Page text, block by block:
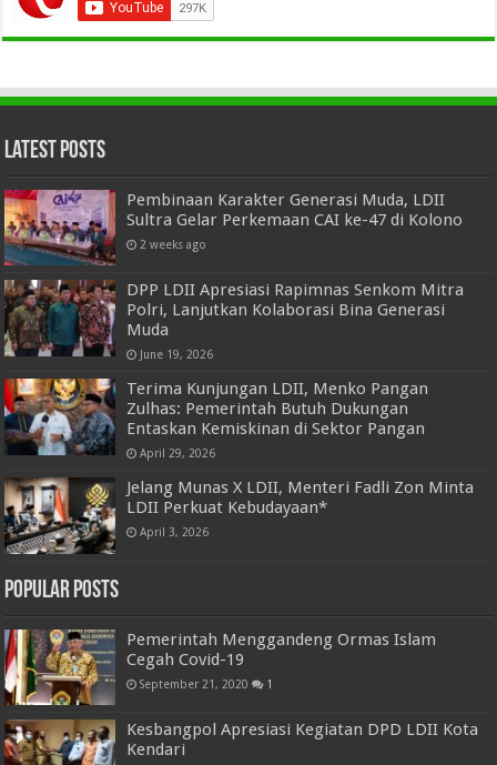
Latest Posts
Pembinaan Karakter Generasi Muda, LDII
Sultra Gelar Perkemaan CAI ke-47 di Kolono
2 weeks ago
DPP LDII Apresiasi Rapimnas Senkom Mitra
Polri, Lanjutkan Kolaborasi Bina Generasi
Muda
June 19, 2026
Terima Kunjungan LDII, Menko Pangan
Zulhas: Pemerintah Butuh Dukungan
Entaskan Kemiskinan di Sektor Pangan
April 29, 2026
Jelang Munas X LDII, Menteri Fadli Zon Minta
LDII Perkuat Kebudayaan*
April 3, 2026
Popular Posts
Pemerintah Menggandeng Ormas Islam
Cegah Covid-19
September 21, 2020 1
Kesbangpol Apresiasi Kegiatan DPD LDII Kota
Kendari